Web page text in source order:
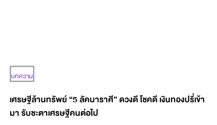
บทความ
เศรษฐีล้านทรัพย์ “5 ลัคนาราศี” ดวงดี โชคดี เงินทองปรี่เข้า
มา รับชะตาเศรษฐีคนต่อไป